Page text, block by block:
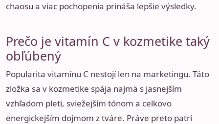
chaosu a viac pochopenia prináša lepšie výsledky.
Prečo je vitamín C v kozmetike taký
obľúbený
Popularita vitamínu C nestojí len na marketingu. Táto
zložka sa v kozmetike spája najmä s jasnejším
vzhľadom pleti, sviežejším tónom a celkovo
energickejším dojmom z tváre. Práve preto patrí